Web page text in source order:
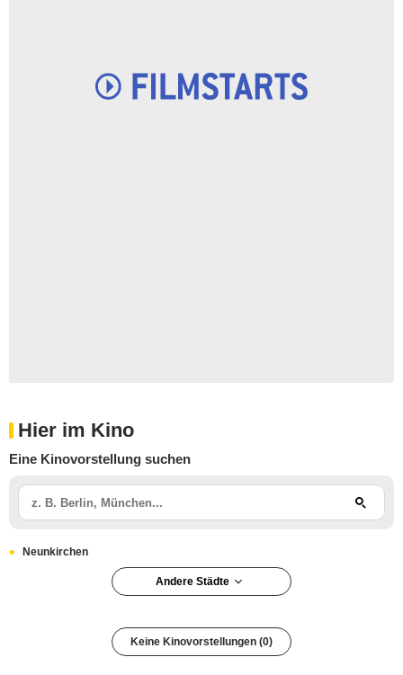
Hier im Kino
Eine Kinovorstellung suchen
Neunkirchen
Andere Städte
Keine Kinovorstellungen (0)